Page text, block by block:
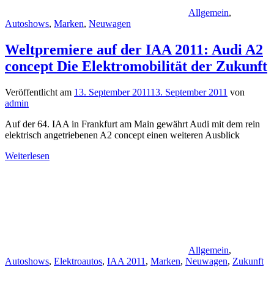
Allgemein,
Autoshows, Marken, Neuwagen
Weltpremiere auf der IAA 2011: Audi A2
concept Die Elektromobilität der Zukunft
Veröffentlicht am 13. September 201113. September 2011 von
admin
Auf der 64. IAA in Frankfurt am Main gewährt Audi mit dem rein
elektrisch angetriebenen A2 concept einen weiteren Ausblick
Weiterlesen
Allgemein,
Autoshows, Elektroautos, IAA 2011 , Marken, Neuwagen, Zukunft